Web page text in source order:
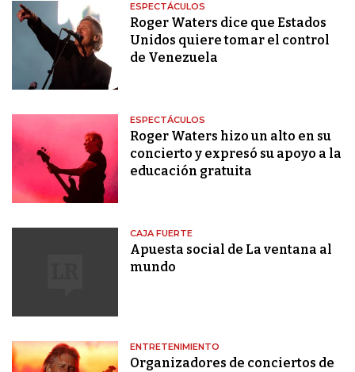
ESPECTÁCULOS
Roger Waters dice que Estados
Unidos quiere tomar el control
de Venezuela
ESPECTÁCULOS
Roger Waters hizo un alto en su
concierto y expresó su apoyo a la
educación gratuita
CAJA FUERTE
Apuesta social de La ventana al
mundo
ENTRETENIMIENTO
Organizadores de conciertos de